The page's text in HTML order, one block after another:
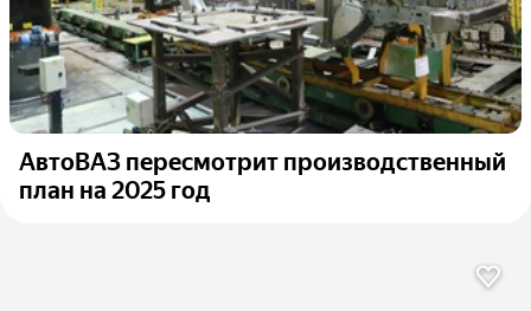
АвтоВАЗ пересмотрит производственный
план на 2025 год